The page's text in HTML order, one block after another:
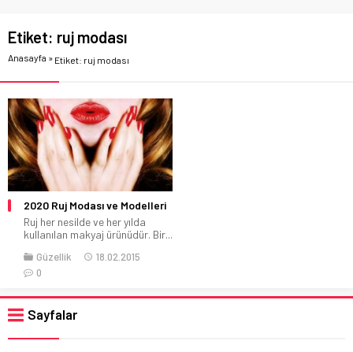
Etiket: ruj modası
Anasayfa » Etiket: ruj modası
2020 Ruj Modası ve Modelleri
Ruj her nesilde ve her yılda
kullanılan makyaj ürünüdür. Bir...
Güzellik
18.02.2015
0
Sayfalar